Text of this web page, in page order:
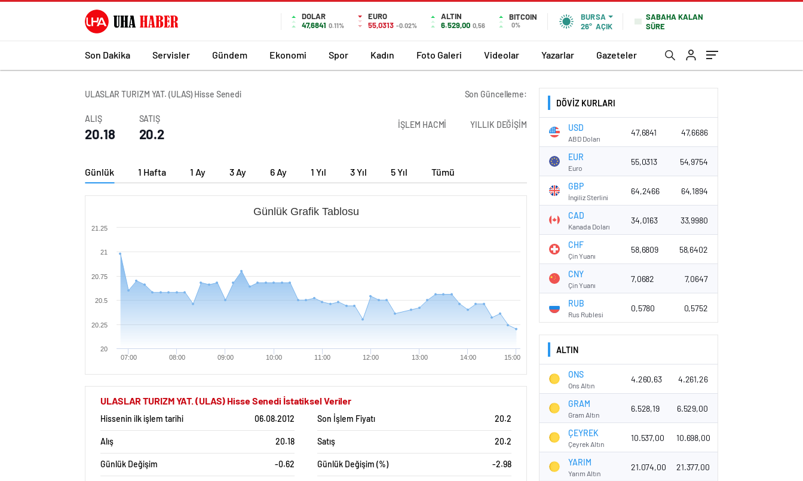
DOLAR
47,6841 0.11%
EURO
55,0313 -0.02%
ALTIN
6.529,00 0,56
BITCOIN
0%
BURSA
26° AÇIK
SABAHA KALAN
SÜRE
Son Dakika Servisler Gündem Ekonomi Spor Kadın Foto Galeri Videolar Yazarlar Gazeteler
ULASLAR TURIZM YAT. (ULAS) Hisse Senedi Son Güncelleme:
ALIŞ
20.18
SATIŞ
20.2
İŞLEM HACMİ YILLIK DEĞİŞİM
Günlük 1 Hafta 1 Ay 3 Ay 6 Ay 1 Yıl 3 Yıl 5 Yıl Tümü
Günlük Grafik Tablosu
07:00 08:00 09:00 10:00 11:00 12:00 13:00 14:00 15:00
20
20.25
20.5
20.75
21
21.25
ULASLAR TURIZM YAT. (ULAS) Hisse Senedi İstatiksel Veriler
Hissenin ilk işlem tarihi 06.08.2012 Son İşlem Fiyatı 20.2
Alış 20.18 Satış 20.2
Günlük Değişim -0.62 Günlük Değişim (%) -2.98
DÖVİZ KURLARI
USD
ABD Doları
47,6841 47,6686
EUR
Euro
55,0313 54,9754
GBP
İngiliz Sterlini
64,2466 64,1894
CAD
Kanada Doları
34,0163 33,9980
CHF
Çin Yuanı
58,6809 58,6402
CNY
Çin Yuanı
7,0682 7,0647
RUB
Rus Rublesi
0,5780 0,5752
ALTIN
ONS
Ons Altın
4.260,63 4.261,26
GRAM
Gram Altın
6.528,19 6.529,00
ÇEYREK
Çeyrek Altın
10.537,00 10.698,00
YARIM
Yarım Altın
21.074,00 21.377,00